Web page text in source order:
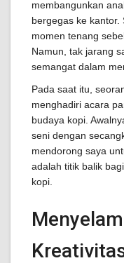
membangunkan
bergegas ke kantor.
momen tenang
Namun, tak jarang
semangat dalam
Pada saat itu,
menghadiri acara
budaya kopi.
seni dengan
mendorong saya
adalah titik balik
kopi.